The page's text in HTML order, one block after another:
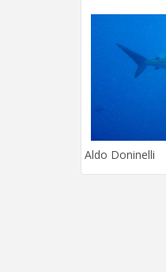
Aldo Doninelli